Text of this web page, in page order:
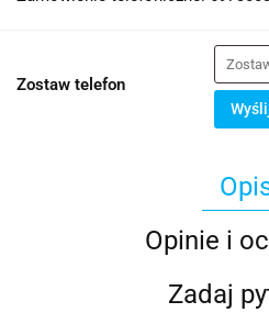
Zostaw telefon
Opinie i
Zadaj